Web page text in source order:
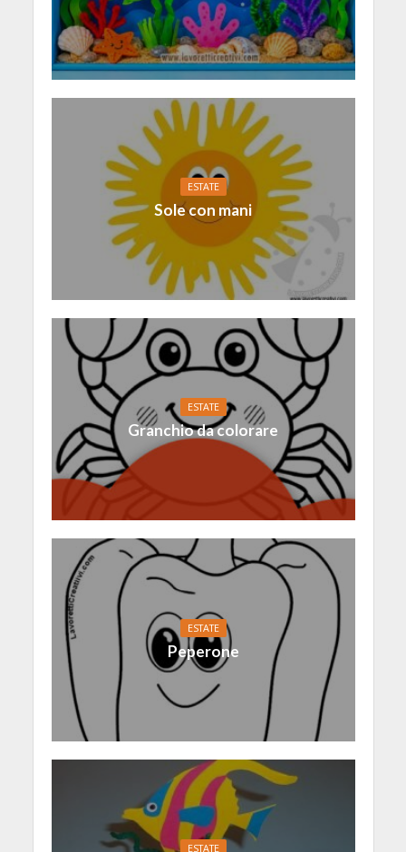
ESTATE
Sole con mani
ESTATE
Granchio da colorare
ESTATE
Peperone
ESTATE